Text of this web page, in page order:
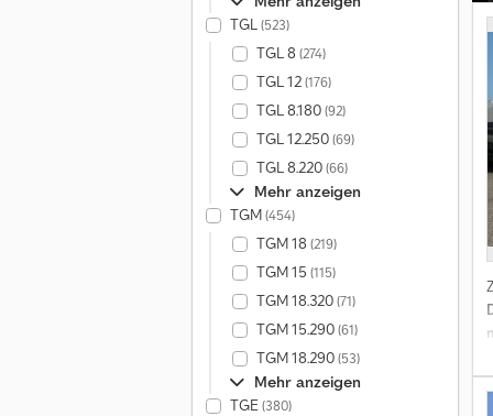
TGL(523)
TGL 8 (274)
TGL 12(176)
TGL 8.180(92)
TGL 12.250(69)
TGL 8.220(66)
Mehr anzeigen
TGM(454)
TGM 18 (219)
TGM 15 (115)
TGM 18.320(71)
TGM 15.290(61)
TGM 18.290(53)
Mehr anzeigen
TGE(380)